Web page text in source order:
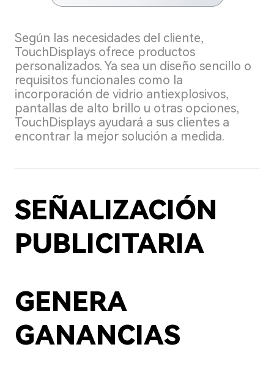
Según las necesidades del cliente,
TouchDisplays ofrece productos
personalizados. Ya sea un diseño sencillo o
requisitos funcionales como la
incorporación de vidrio antiexplosivos,
pantallas de alto brillo u otras opciones,
TouchDisplays ayudará a sus clientes a
encontrar la mejor solución a medida.
SEÑALIZACIÓN
PUBLICITARIA
GENERA
GANANCIAS